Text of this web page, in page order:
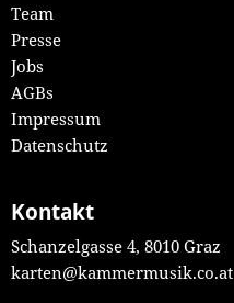
Team
Presse
Jobs
AGBs
Impressum
Datenschutz
Kontakt
Schanzelgasse 4, 8010 Graz
karten@kammermusik.co.at